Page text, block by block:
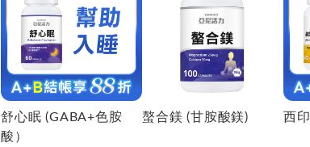
價格由高到低
價格由低到高
舒心眠 (GABA+色胺
酸）
螯合鎂 (甘胺酸鎂) 西